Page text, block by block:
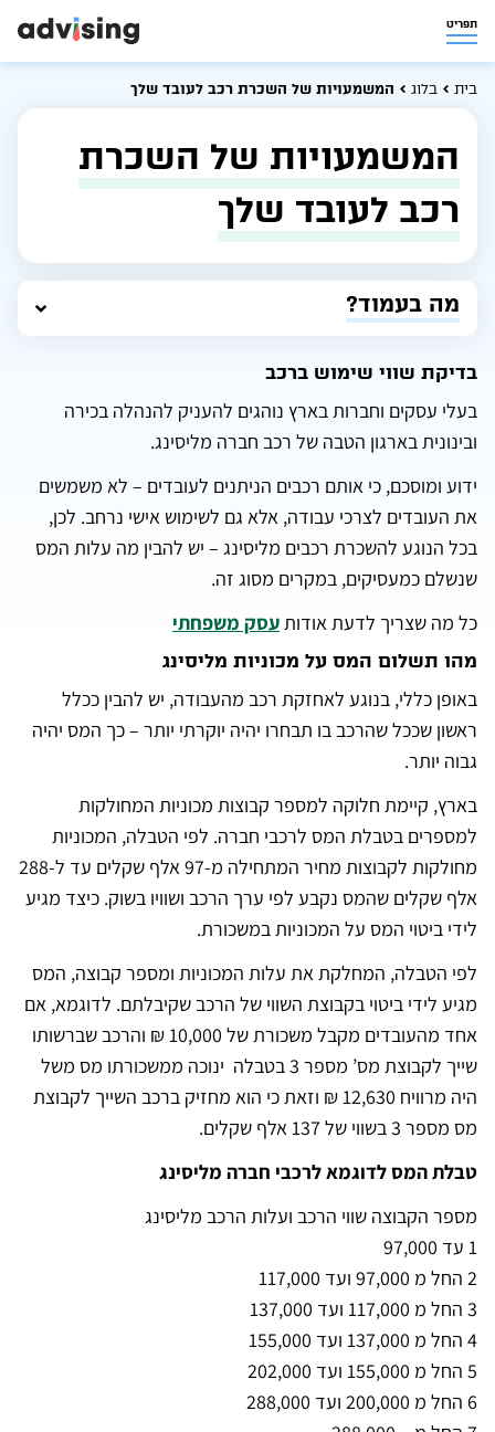
תפריט
בית בלוג המשמעויות של השכרת רכב לעובד שלך
המשמעויות של השכרת
רכב לעובד שלך
מה בעמוד?
בדיקת שווי שימוש ברכב
בעלי עסקים וחברות בארץ נוהגים להעניק להנהלה בכירה
ובינונית בארגון הטבה של רכב חברה מליסינג.
ידוע ומוסכם, כי אותם רכבים הניתנים לעובדים – לא משמשים
את העובדים לצרכי עבודה, אלא גם לשימוש אישי נרחב. לכן,
בכל הנוגע להשכרת רכבים מליסינג – יש להבין מה עלות המס
שנשלם כמעסיקים, במקרים מסוג זה.
כל מה שצריך לדעת אודותעסק משפחתי
מהו תשלום המס על מכוניות מליסינג
באופן כללי, בנוגע לאחזקת רכב מהעבודה, יש להבין ככלל
ראשון שככל שהרכב בו תבחרו יהיה יוקרתי יותר – כך המס יהיה
גבוה יותר.
בארץ, קיימת חלוקה למספר קבוצות מכוניות המחולקות
למספרים בטבלת המס לרכבי חברה. לפי הטבלה, המכוניות
מחולקות לקבוצות מחיר המתחילה מ-97 אלף שקלים עד ל-288
אלף שקלים שהמס נקבע לפי ערך הרכב ושוויו בשוק. כיצד מגיע
לידי ביטוי המס על המכוניות במשכורת.
לפי הטבלה, המחלקת את עלות המכוניות ומספר קבוצה, המס
מגיע לידי ביטוי בקבוצת השווי של הרכב שקיבלתם. לדוגמא, אם
אחד מהעובדים מקבל משכורת של 10,000 ₪ והרכב שברשותו
שייך לקבוצת מס’ מספר 3 בטבלה ינוכה ממשכורתו מס משל
היה מרוויח 12,630 ₪ וזאת כי הוא מחזיק ברכב השייך לקבוצת
מס מספר 3 בשווי של 137 אלף שקלים.
טבלת המס לדוגמא לרכבי חברה מליסינג
מספר הקבוצה שווי הרכב ועלות הרכב מליסינג
1 עד 97,000
2 החל מ 97,000 ועד 117,000
3 החל מ 117,000 ועד 137,000
4 החל מ 137,000 ועד 155,000
5 החל מ 155,000 ועד 202,000
6 החל מ 200,000 ועד 288,000